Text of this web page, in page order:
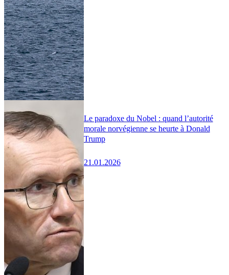
Le paradoxe du Nobel : quand l’autorité
morale norvégienne se heurte à Donald
Trump
21.01.2026